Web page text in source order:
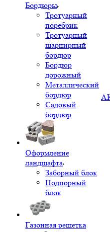
Бордюры
Тротуарный
поребрик
Тротуарный
шарнирный
бордюр
Бордюр
дорожный
Металлический
бордюр
Садовый
бордюр
Оформление
ландшафта
Заборный блок
Подпорный
блок
Газонная решетка